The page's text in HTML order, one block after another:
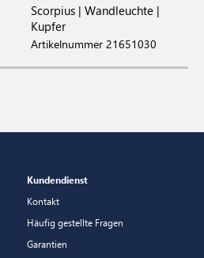
Scorpius | Wandleuchte |
Kupfer
Artikelnummer 21651030
Kundendienst
Kontakt
Häufig gestellte Fragen
Garantien